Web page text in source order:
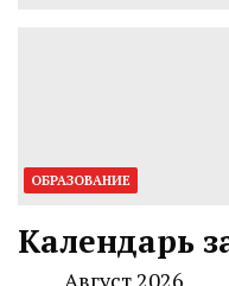
ОБРАЗОВАНИЕ
Календарь
Август 2026